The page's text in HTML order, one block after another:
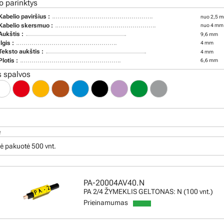
parinktys
paviršius : nuo 2,5
skersmuo : nuo 4
: 9,6 mm
: 4 mm
aukštis : 4 mm
: 6,6 mm
spalvos
pakuotė 500 vnt.
PA-20004AV40.N
PA 2/4 ŽYMEKLIS GELTONAS: N (100 vnt.)
Prieinamumas